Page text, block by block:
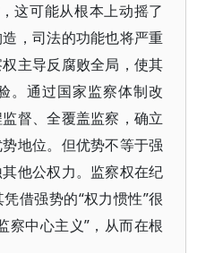
，这可能从根本上动摇了
，司法的功能也将严重
主导反腐败全局，使其
。通过国家监察体制改
督、全覆盖监察，确立
地位。但优势不等于强
他公权力。监察权在纪
借强势的“权力惯性”很
察中心主义”，从而在根